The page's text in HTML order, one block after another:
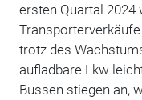
ersten Quartal 2024
trotz des
aufladbare Lkw
Bussen stiegen an,